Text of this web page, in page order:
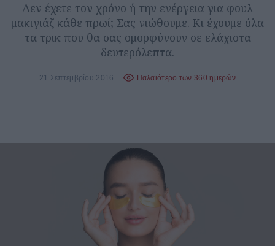
Δεν έχετε τον χρόνο ή την ενέργεια για φουλ
μακιγιάζ κάθε πρωί; Σας νιώθουμε. Κι έχουμε όλα
τα τρικ που θα σας ομορφύνουν σε ελάχιστα
δευτερόλεπτα.
21 Σεπτεμβρίου 2016 Παλαιότερο των 360 ημερών